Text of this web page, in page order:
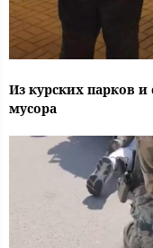
Из курских парков
мусора